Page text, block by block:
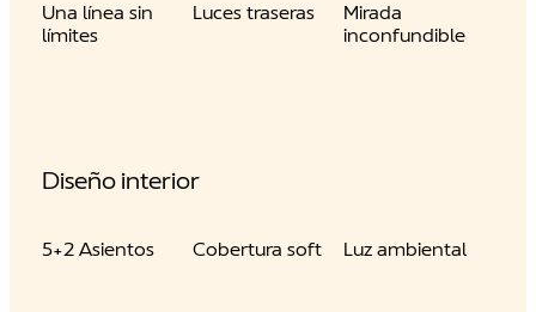
Una línea sin
límites
Luces traseras
Mirada
inconfundible
Diseño interior
5+2 Asientos Cobertura soft Luz ambiental